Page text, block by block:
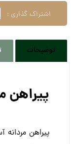
توضیحات
پیراهن
پیراهن